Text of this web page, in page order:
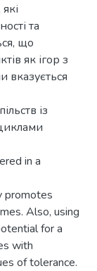
та
що
як ігор з
вказується
із
in a
promotes
Also, using
for a
with
of tolerance.